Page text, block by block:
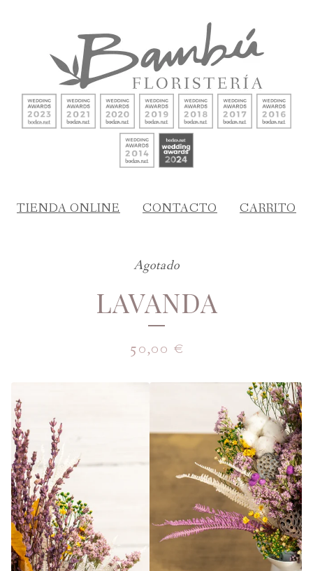
TIENDA ONLINE CONTACTO CARRITO
Agotado
LAVANDA
50,00 €